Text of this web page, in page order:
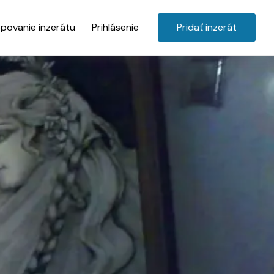
inzerátu Prihlásenie Pridať inzerát